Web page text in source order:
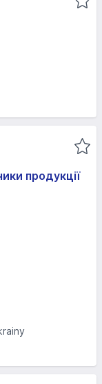
продукції